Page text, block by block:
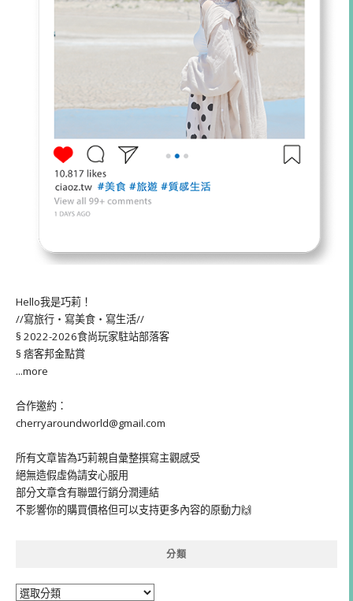
Hello我是巧莉！
//寫旅行・寫美食・寫生活//
§ 2022-2026食尚玩家駐站部落客
§ 痞客邦金點賞
...more
合作邀約：
cherryaroundworld@gmail.com
所有文章皆為巧莉親自彙整撰寫主觀感受
絕無造假虛偽請安心服用
部分文章含有聯盟行銷分潤連結
不影響你的購買價格但可以支持更多內容的原動力🙌
分類
分